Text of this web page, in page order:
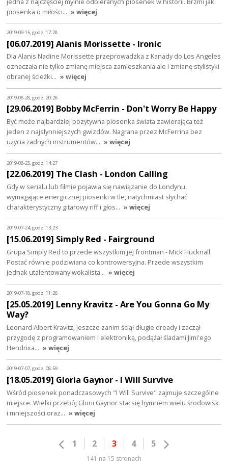
piosenka o miłości… » więcej
2019-09-15, godz. 17:28
[06.07.2019] Alanis Morissette - Ironic
Dla Alanis Nadine Morissette przeprowadzka z Kanady do Los Angeles
oznaczała nie tylko zmianę miejsca zamieszkania ale i zmianę stylistyki
obranej ścieżki… » więcej
2019-08-28, godz. 20:26
[29.06.2019] Bobby McFerrin - Don't Worry Be Happy
Być może najbardziej pozytywna piosenka świata zawierająca też
jeden z najsłynniejszych gwizdów. Nagrana przez McFerrina bez
użycia żadnych instrumentów… » więcej
2019-08-25, godz. 14:27
[22.06.2019] The Clash - London Calling
Gdy w serialu lub filmie pojawia się nawiązanie do Londynu
wymagające energicznej piosenki w tle, natychmiast słychać
charakterystyczny gitarowy riff i głos… » więcej
2019-07-24, godz. 13:23
[15.06.2019] Simply Red - Fairground
Grupa Simply Red to przede wszystkim jej frontman - Mick Hucknall.
Postać równie podziwiana co kontrowersyjna. Przede wszystkim
jednak utalentowany wokalista… » więcej
2019-07-18, godz. 11:26
[25.05.2019] Lenny Kravitz - Are You Gonna Go My
Way?
Leonard Albert Kravitz, jeszcze zanim ściął długie dready i zaczął
przygodę z programowaniem i elektroniką, podążał śladami Jimi'ego
Hendrixa… » więcej
2019-07-07, godz. 08:59
[18.05.2019] Gloria Gaynor - I Will Survive
Wśród piosenek ponadczasowych "I Will Survive" zajmuje szczególne
miejsce. Wielki przebój Glorii Gaynor stał się hymnem wielu środowisk
i mniejszości oraz… » więcej
1 2 3 4 5
141 na 15 stronach